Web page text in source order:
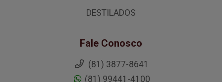
DESTILADOS
Fale Conosco
(81) 3877-8641
(81) 99441-4100